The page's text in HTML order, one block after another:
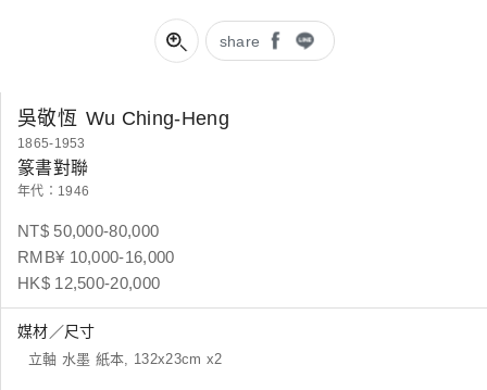
share
吳敬恆 Wu Ching-Heng
1865-1953
篆書對聯
年代：1946
NT$ 50,000-80,000
RMB¥ 10,000-16,000
HK$ 12,500-20,000
媒材／尺寸
立軸 水墨 紙本, 132x23cm x2